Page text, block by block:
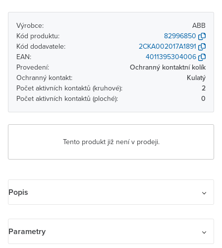
Výrobce:
ABB
Kód produktu:
82996850
Kód dodavatele:
2CKA002017A1891
EAN:
4011395304006
Provedení:
Ochranný kontaktní kolík
Ochranný kontakt:
Kulatý
Počet aktivních kontaktů (kruhové):
2
Počet aktivních kontaktů (ploché):
0
Tento produkt již není v prodeji.
Popis
nabíjením
Parametry